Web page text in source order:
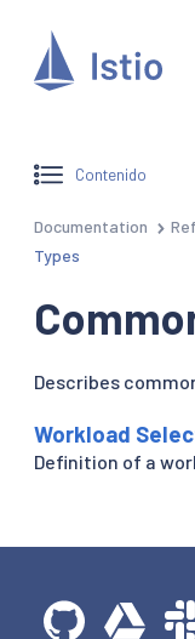
Contenido
Documentation
Types
Describes
Workload
Definition of a